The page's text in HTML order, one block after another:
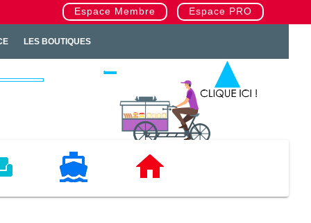
Espace Membre Espace PRO
LES BOUTIQUES
NAUTISME IMMOBILIERS